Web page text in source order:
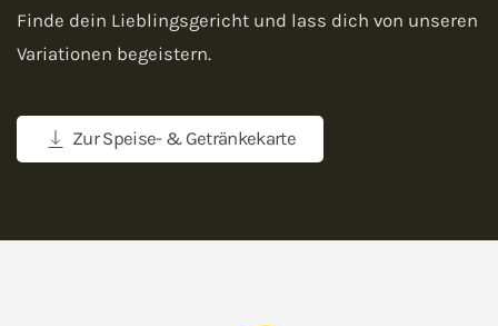
Finde dein Lieblingsgericht und lass dich von unseren
Variationen begeistern.
Zur Speise- & Getränkekarte